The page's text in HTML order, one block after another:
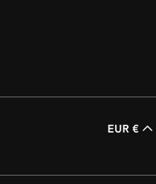
EUR €